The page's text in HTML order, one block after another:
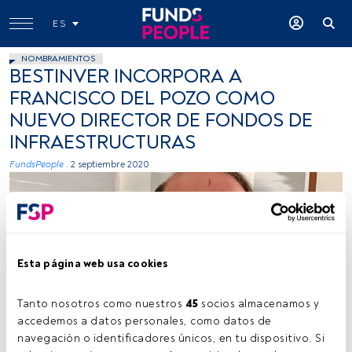
Esta página web usa cookies
Tanto nosotros como nuestros 45 socios almacenamos y
accedemos a datos personales, como datos de
navegación o identificadores únicos, en tu dispositivo. Si
ES
NOMBRAMIENTOS
BESTINVER INCORPORA A
FRANCISCO DEL POZO COMO
NUEVO DIRECTOR DE FONDOS DE
INFRAESTRUCTURAS
FundsPeople . 2 septiembre 2020
Cedida